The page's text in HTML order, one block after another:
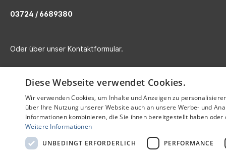
03724 / 6689380
Oder über unser Kontaktformular.
Alle Preise inkl. gesetzl.
Diese Webseite verwendet Cookies.
Wir verwenden Cookies, um Inhalte und Anzeigen zu
über Ihre Nutzung unserer Website auch an unsere Werbe- und
Informationen kombinieren, die Sie ihnen bereitgestellt haben
Weitere Informationen
UNBEDINGT ERFORDERLICH
PERFORMANCE